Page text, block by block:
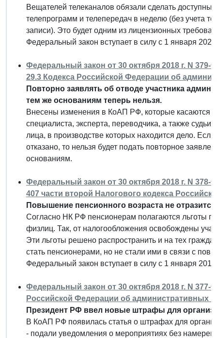
Вещателей телеканалов обязали сделать
телепрограмм и телепередач в неделю (без учета
записи). Это будет одним из лицензионных
Федеральный закон вступает в силу с 1 января 2020
Федеральный закон от 30 октября 2018 г. N
29.3 Кодекса Российской Федерации об
Повторно заявлять об отводе участника
тем же основаниям теперь нельзя.
Внесены изменения в КоАП РФ, которые касаются
специалиста, эксперта, переводчика, а также
лица, в производстве которых находится дело.
отказано, то нельзя будет подать повторное
основаниям.
Федеральный закон от 30 октября 2018 г. N
407 части второй Налогового кодекса
Повышение пенсионного возраста не
Согласно НК РФ пенсионерам полагаются льготы
физлиц. Так, от налогообложения освобождены
Эти льготы решено распространить и на тех
стать пенсионерами, но не стали ими в связи с
Федеральный закон вступает в силу с 1 января 2019
Федеральный закон от 30 октября 2018 г. N
Российской Федерации об административных
Президент РФ ввел новые штрафы для
В КоАП РФ появилась статья о штрафах для
- подали уведомления о мероприятиях без